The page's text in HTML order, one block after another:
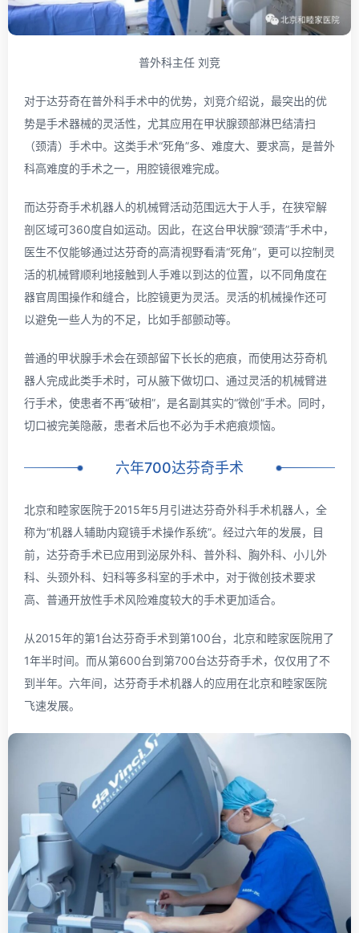
普外科主任 刘竞
对于达芬奇在普外科手术中的优势，刘竞介绍说，最突出的优
势是手术器械的灵活性，尤其应用在甲状腺颈部淋巴结清扫
（颈清）手术中。这类手术“死角”多、难度大、要求高，是普外
科高难度的手术之一，用腔镜很难完成。
而达芬奇手术机器人的机械臂活动范围远大于人手，在狭窄解
剖区域可360度自如运动。因此，在这台甲状腺“颈清”手术中，
医生不仅能够通过达芬奇的高清视野看清“死角”，更可以控制灵
活的机械臂顺利地接触到人手难以到达的位置，以不同角度在
器官周围操作和缝合，比腔镜更为灵活。灵活的机械操作还可
以避免一些人为的不足，比如手部颤动等。
普通的甲状腺手术会在颈部留下长长的疤痕，而使用达芬奇机
器人完成此类手术时，可从腋下做切口、通过灵活的机械臂进
行手术，使患者不再“破相”，是名副其实的“微创”手术。同时，
切口被完美隐蔽，患者术后也不必为手术疤痕烦恼。
六年700达芬奇手术
北京和睦家医院于2015年5月引进达芬奇外科手术机器人，全
称为“机器人辅助内窥镜手术操作系统”。经过六年的发展，目
前，达芬奇手术已应用到泌尿外科、普外科、胸外科、小儿外
科、头颈外科、妇科等多科室的手术中，对于微创技术要求
高、普通开放性手术风险难度较大的手术更加适合。
从2015年的第1台达芬奇手术到第100台，北京和睦家医院用了
1年半时间。而从第600台到第700台达芬奇手术，仅仅用了不
到半年。六年间，达芬奇手术机器人的应用在北京和睦家医院
飞速发展。